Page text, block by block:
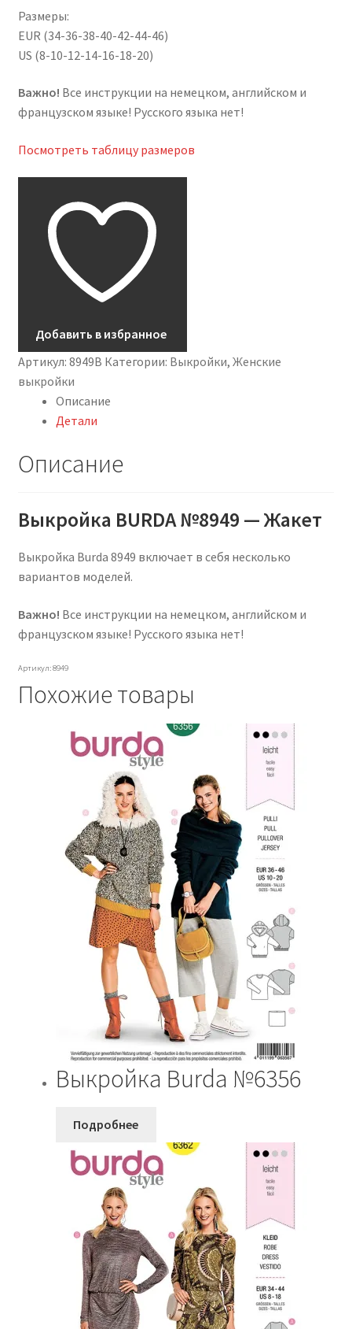
Размеры:
EUR (34-36-38-40-42-44-46)
US (8-10-12-14-16-18-20)
Важно! Все инструкции на немецком, английском и
французском языке! Русского языка нет!
Посмотреть таблицу размеров
Добавить в избранное
Артикул: 8949B Категории: Выкройки, Женские
выкройки
Описание
Детали
Описание
Выкройка BURDA №8949 — Жакет
Выкройка Burda 8949 включает в себя несколько
вариантов моделей.
Важно! Все инструкции на немецком, английском и
французском языке! Русского языка нет!
Артикул: 8949
Похожие товары
Выкройка Burda №6356
Подробнее